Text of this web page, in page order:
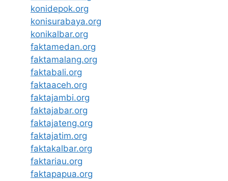
konidepok.org
konisurabaya.org
konikalbar.org
faktamedan.org
faktamalang.org
faktabali.org
faktaaceh.org
faktajambi.org
faktajabar.org
faktajateng.org
faktajatim.org
faktakalbar.org
faktariau.org
faktapapua.org